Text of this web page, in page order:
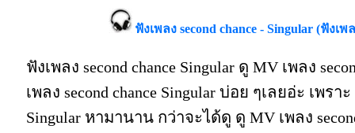
ฟังเพลง second chance - Singular (ฟังเพ
ฟังเพลง second chance Singular ดู MV เพลง
เพลง second chance Singular บ่อย ๆเลยอ่ะ เพรา
Singular หามานาน กว่าจะได้ดู ดู MV เพลง